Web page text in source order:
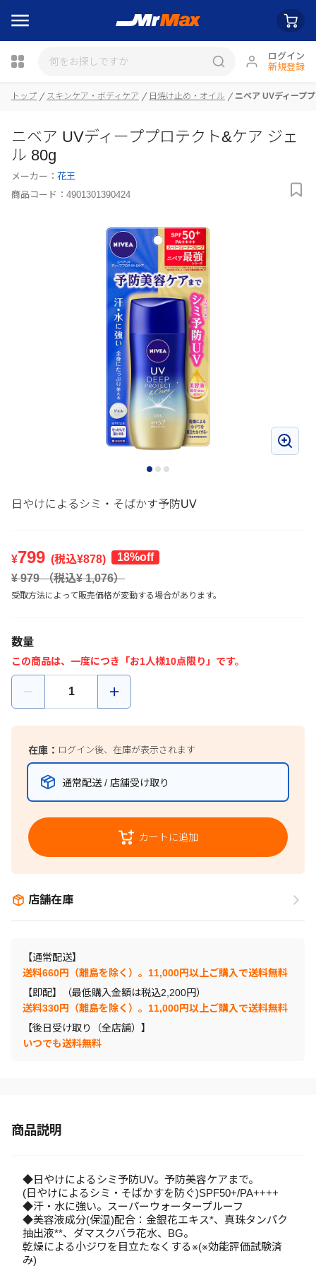
ログイン
新規登録
トップ スキンケア・ボディケア 日焼け止め・オイル ニベア UVディープ
ニベア UVディーププロテクト&ケア ジェ
ル 80g
メーカー： 花王
商品コード： 4901301390424
日やけによるシミ・そばかす予防UV
¥799 (税込¥878)
18%off
¥ 979（税込¥1,076）
受取方法によって販売価格が変動する場合があります。
数量
この商品は、一度につき「お1人様10点限り」です。
在庫： ログイン後、在庫が表示されます
通常配送 / 店舗受け取り
カートに追加
店舗在庫
【通常配送】
送料660円（離島を除く）。11,000円以上ご購入で送料無料
【即配】（最低購入金額は税込2,200円）
送料330円（離島を除く）。11,000円以上ご購入で送料無料
【後日受け取り（全店舗）】
いつでも送料無料
商品説明
◆日やけによるシミ予防UV。予防美容ケアまで。
(日やけによるシミ・そばかすを防ぐ)SPF50+/PA++++
◆汗・水に強い。スーパーウォータープルーフ
◆美容液成分(保湿)配合：金銀花エキス*、真珠タンパク
抽出液**、ダマスクバラ花水、BG。
乾燥による小ジワを目立たなくする※(※効能評価試験済
み)